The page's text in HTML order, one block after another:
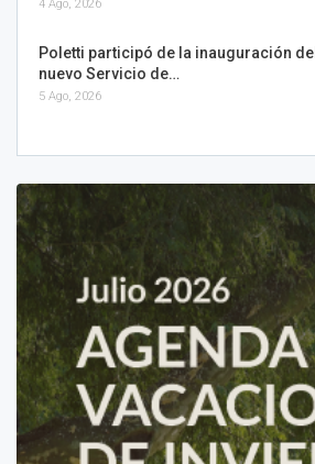
4 Ago, 2026
Poletti participó de la inauguración del
nuevo Servicio de…
5 Ago, 2026